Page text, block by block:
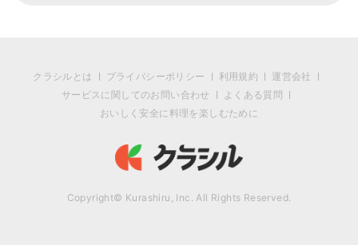
クラシルとは プライバシーポリシー 利用規約
運営会社
サービスに関してのお問い合わせ
よくある質問
おいしく安全に料理を楽しむために
Copyright© Kurashiru, Inc. All Rights Reserved.